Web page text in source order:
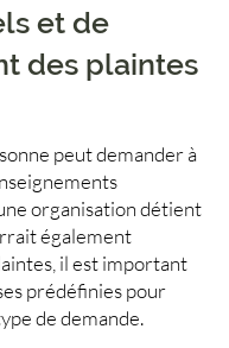
et de
des plaintes
peut demander à
organisation détient
également
il est important
prédéfinies pour
de demande.